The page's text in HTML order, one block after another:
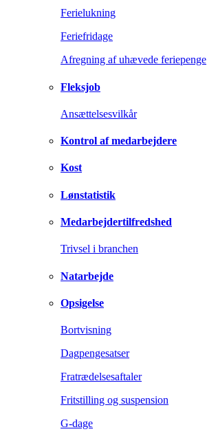
Ferielukning
Feriefridage
Afregning af uhævede feriepenge
Fleksjob
Ansættelsesvilkår
Kontrol af medarbejdere
Kost
Lønstatistik
Medarbejdertilfredshed
Trivsel i branchen
Natarbejde
Opsigelse
Bortvisning
Dagpengesatser
Fratrædelsesaftaler
Fritstilling og suspension
G-dage